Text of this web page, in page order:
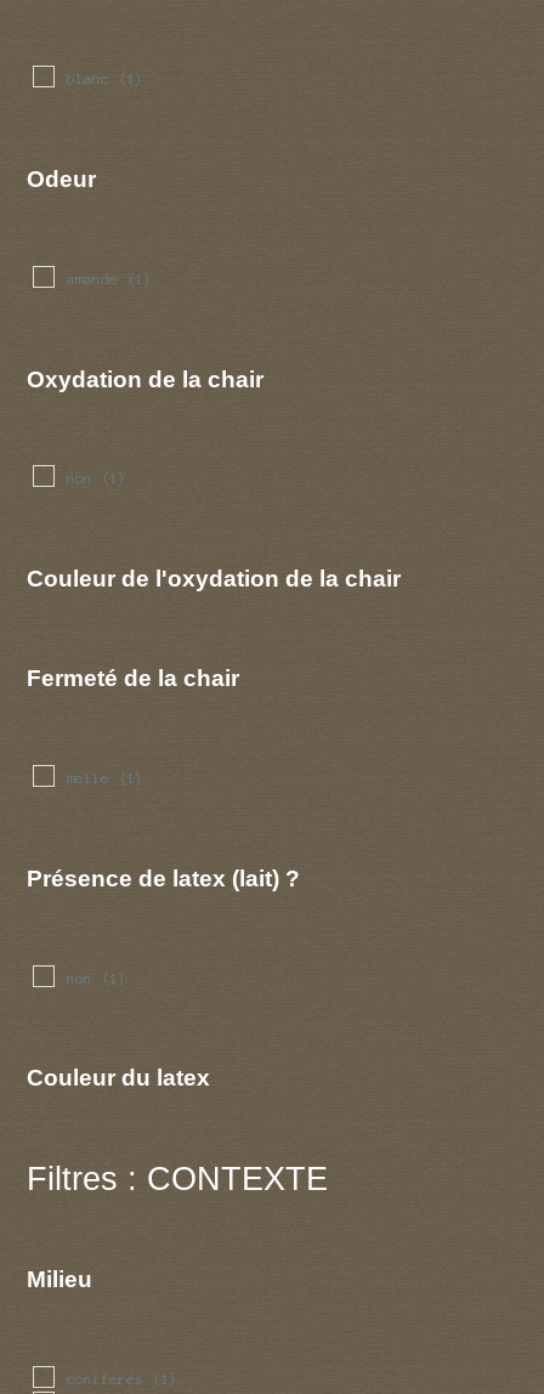
blanc (1)
Odeur
amande (1)
Oxydation de la chair
non (1)
Couleur de l'oxydation de la chair
Fermeté de la chair
molle (1)
Présence de latex (lait) ?
non (1)
Couleur du latex
Filtres : CONTEXTE
Milieu
coniferes (1)